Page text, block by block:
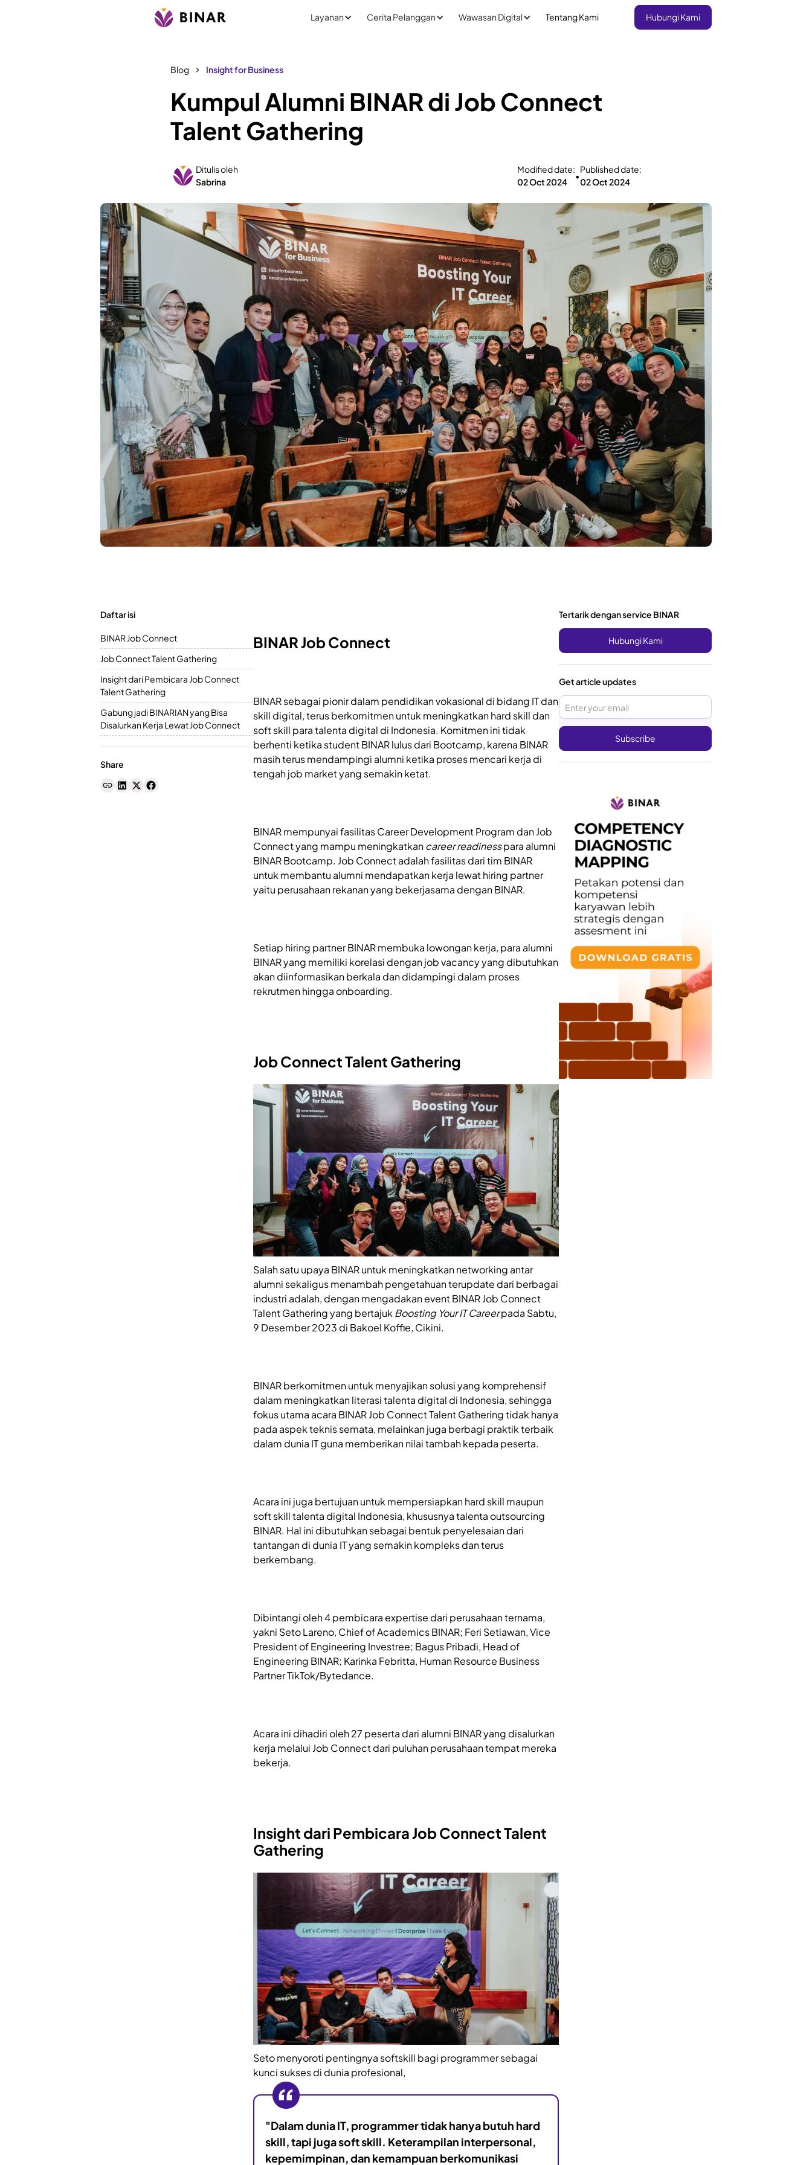
Layanan Cerita Pelanggan Wawasan Digital Tentang Kami Hubungi Kami
Blog Insight for Business
Kumpul Alumni BINAR di Job Connect
Talent Gathering
Ditulis oleh
Sabrina
Modified date:
02 Oct 2024
•
Published date:
02 Oct 2024
Daftar isi
BINAR Job Connect
Job Connect Talent Gathering
Insight dari Pembicara Job Connect
Talent Gathering
Gabung jadi BINARIAN yang Bisa
Disalurkan Kerja Lewat Job Connect
Share
BINAR Job Connect
BINAR sebagai pionir dalam pendidikan vokasional di bidang IT dan
skill digital, terus berkomitmen untuk meningkatkan hard skill dan
soft skill para talenta digital di Indonesia. Komitmen ini tidak
berhenti ketika student BINAR lulus dari Bootcamp, karena BINAR
masih terus mendampingi alumni ketika proses mencari kerja di
tengah job market yang semakin ketat.
BINAR mempunyai fasilitas Career Development Program dan Job
Connect yang mampu meningkatkancareer readinesspara alumni
BINAR Bootcamp. Job Connect adalah fasilitas dari tim BINAR
untuk membantu alumni mendapatkan kerja lewat hiring partner
yaitu perusahaan rekanan yang bekerjasama dengan BINAR.
Setiap hiring partner BINAR membuka lowongan kerja, para alumni
BINAR yang memiliki korelasi dengan job vacancy yang dibutuhkan
akan diinformasikan berkala dan didampingi dalam proses
rekrutmen hingga onboarding.
Job Connect Talent Gathering
Salah satu upaya BINAR untuk meningkatkan networking antar
alumni sekaligus menambah pengetahuan terupdate dari berbagai
industri adalah, dengan mengadakan event BINAR Job Connect
Talent Gathering yang bertajukBoosting Your IT Careerpada Sabtu,
9 Desember 2023 di Bakoel Koffie, Cikini.
BINAR berkomitmen untuk menyajikan solusi yang komprehensif
dalam meningkatkan literasi talenta digital di Indonesia, sehingga
fokus utama acara BINAR Job Connect Talent Gathering tidak hanya
pada aspek teknis semata, melainkan juga berbagi praktik terbaik
dalam dunia IT guna memberikan nilai tambah kepada peserta.
Acara ini juga bertujuan untuk mempersiapkan hard skill maupun
soft skill talenta digital Indonesia, khususnya talenta outsourcing
BINAR. Hal ini dibutuhkan sebagai bentuk penyelesaian dari
tantangan di dunia IT yang semakin kompleks dan terus
berkembang.
Dibintangi oleh 4 pembicara expertise dari perusahaan ternama,
yakni Seto Lareno, Chief of Academics BINAR; Feri Setiawan, Vice
President of Engineering Investree; Bagus Pribadi, Head of
Engineering BINAR; Karinka Febritta, Human Resource Business
Partner TikTok/Bytedance.
Acara ini dihadiri oleh 27 peserta dari alumni BINAR yang disalurkan
kerja melalui Job Connect dari puluhan perusahaan tempat mereka
bekerja.
Insight dari Pembicara Job Connect Talent
Gathering
Seto menyoroti pentingnya softskill bagi programmer sebagai
kunci sukses di dunia profesional,
"Dalam dunia IT, programmer tidak hanya butuh hard
skill, tapi juga soft skill. Keterampilan interpersonal,
kepemimpinan, dan kemampuan berkomunikasi
Tertarik dengan service BINAR
Hubungi Kami
Get article updates